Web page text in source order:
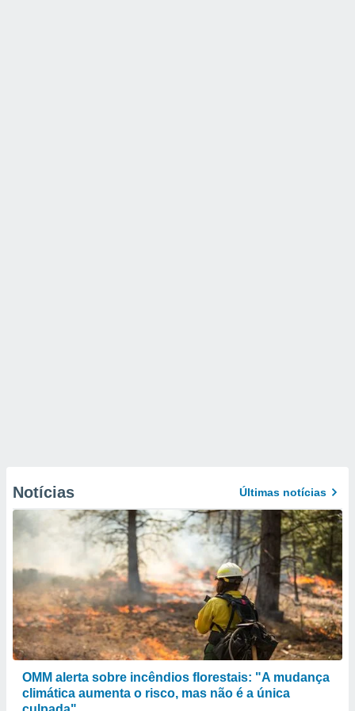
Notícias Últimas notícias
OMM alerta sobre incêndios florestais: "A mudança
climática aumenta o risco, mas não é a única